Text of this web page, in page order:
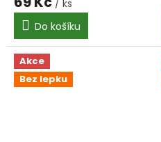
produktu
4,5
z
hvězdiček.
/ ks
Do košíku
Akce
Bez lepku